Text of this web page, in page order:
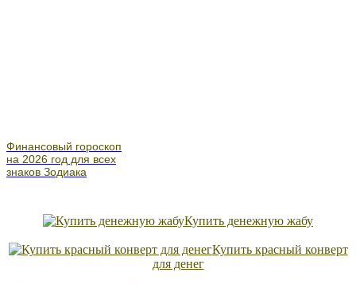
Финансовый гороскоп
на 2026 год для всех
знаков Зодиака
Купить денежную жабу
Купить красный конверт
для денег